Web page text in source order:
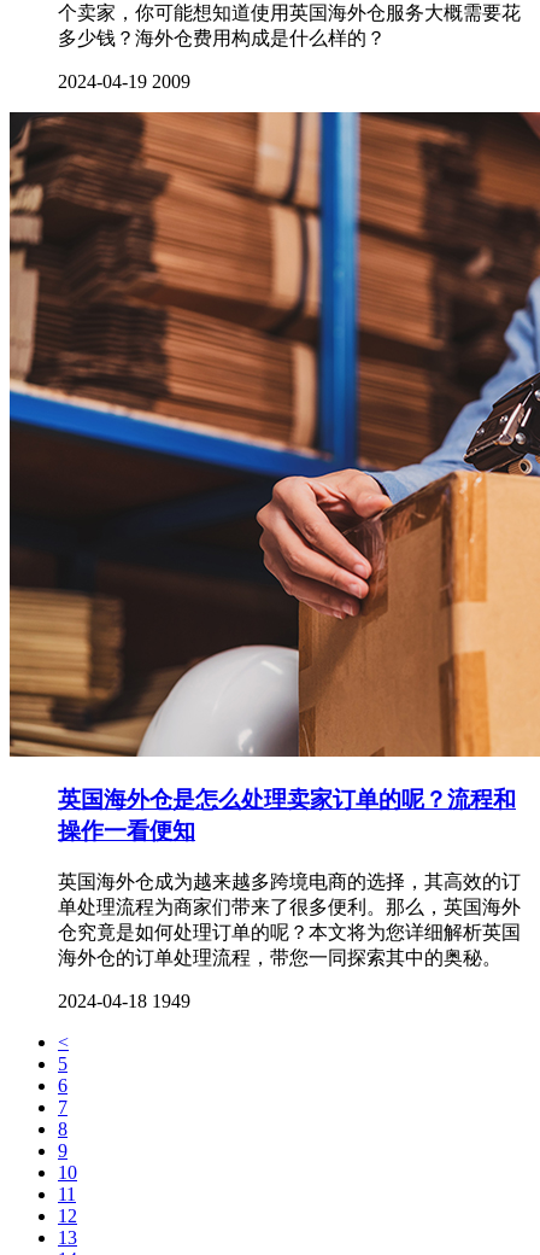
个卖家，你可能想知道使用英国海外仓服务大概需要花
多少钱？海外仓费用构成是什么样的？
2024-04-19 2009
英国海外仓是怎么处理卖家订单的呢？流程和
操作一看便知
英国海外仓成为越来越多跨境电商的选择，其高效的订
单处理流程为商家们带来了很多便利。那么，英国海外
仓究竟是如何处理订单的呢？本文将为您详细解析英国
海外仓的订单处理流程，带您一同探索其中的奥秘。
2024-04-18 1949
<
5
6
7
8
9
10
11
12
13